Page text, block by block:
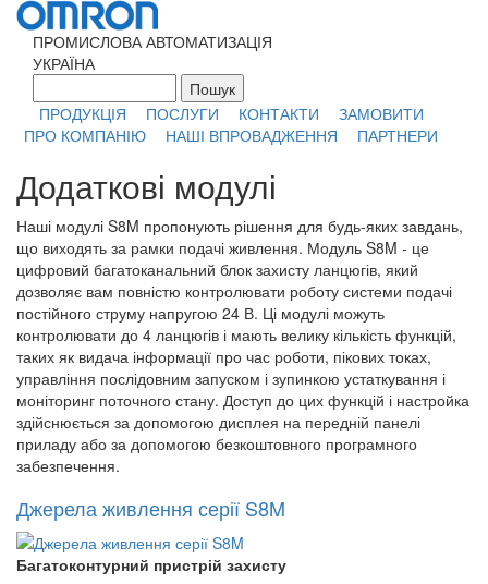
Перейти к основному содержанию
ПРОМИСЛОВА АВТОМАТИЗАЦІЯ
УКРАЇНА
Форма поиска
ПРОДУКЦІЯ
ПОСЛУГИ КОНТАКТИ
ЗАМОВИТИ
ПРО КОМПАНІЮ
НАШІ ВПРОВАДЖЕННЯ ПАРТНЕРИ
Додаткові модулі
Наші модулі S8M пропонують рішення для будь-яких завдань,
що виходять за рамки подачі живлення. Модуль S8M - це
цифровий багатоканальний блок захисту ланцюгів, який
дозволяє вам повністю контролювати роботу системи подачі
постійного струму напругою 24 В. Ці модулі можуть
контролювати до 4 ланцюгів і мають велику кількість функцій,
таких як видача інформації про час роботи, пікових токах,
управління послідовним запуском і зупинкою устаткування і
моніторинг поточного стану. Доступ до цих функцій і настройка
здійснюється за допомогою дисплея на передній панелі
приладу або за допомогою безкоштовного програмного
забезпечення.
Джерела живлення серії S8M
Багатоконтурний пристрій захисту